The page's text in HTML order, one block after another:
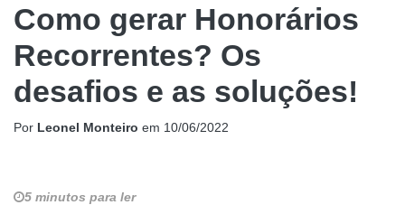
Como gerar Honorários
Recorrentes? Os
desafios e as soluções!
Por Leonel Monteiro em 10/06/2022
5 minutos para ler